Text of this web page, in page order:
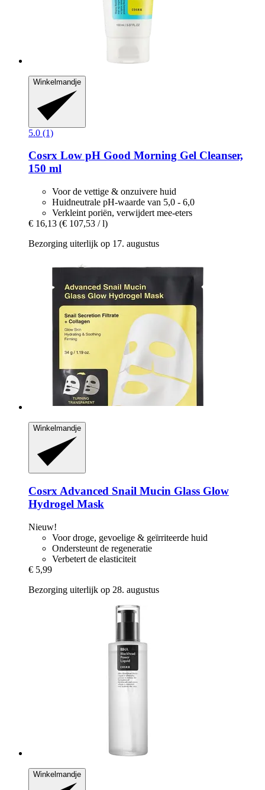
Winkelmandje
5.0 (1)
Cosrx Low pH Good Morning Gel Cleanser,
150 ml
Voor de vettige & onzuivere huid
Huidneutrale pH-waarde van 5,0 - 6,0
Verkleint poriën, verwijdert mee-eters
€ 16,13 (€ 107,53 / l)
Bezorging uiterlijk op 17. augustus
Winkelmandje
Cosrx Advanced Snail Mucin Glass Glow
Hydrogel Mask
Nieuw!
Voor droge, gevoelige & geïrriteerde huid
Ondersteunt de regeneratie
Verbetert de elasticiteit
€ 5,99
Bezorging uiterlijk op 28. augustus
Winkelmandje